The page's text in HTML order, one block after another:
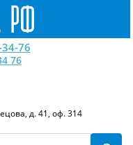
76
76
д. 41, оф. 314